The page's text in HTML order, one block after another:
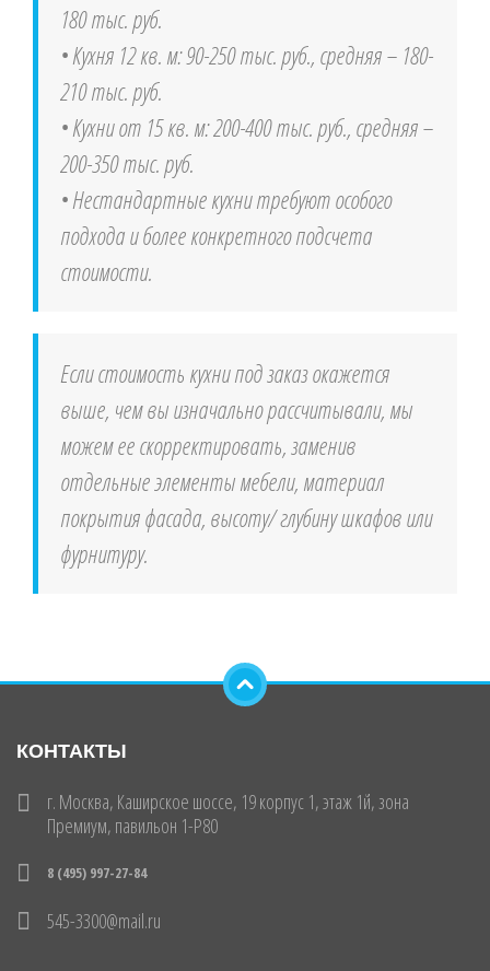
180 тыс. руб.
• Кухня 12 кв. м: 90-250 тыс. руб., средняя – 180-
210 тыс. руб.
• Кухни от 15 кв. м: 200-400 тыс. руб., средняя –
200-350 тыс. руб.
• Нестандартные кухни требуют особого
подхода и более конкретного подсчета
стоимости.
Если стоимость кухни под заказ окажется
выше, чем вы изначально рассчитывали, мы
можем ее скорректировать, заменив
отдельные элементы мебели, материал
покрытия фасада, высоту/ глубину шкафов или
фурнитуру.
КОНТАКТЫ
г. Москва, Каширское шоссе, 19 корпус 1, этаж 1й, зона
Премиум, павильон 1-Р80
8 (495) 997-27-84
545-3300@mail.ru